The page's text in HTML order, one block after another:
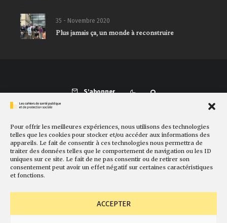
Pour offrir les meilleures expériences, nous utilisons des technologies
telles que les cookies pour stocker et/ou accéder aux informations des
appareils. Le fait de consentir à ces technologies nous permettra de
traiter des données telles que le comportement de navigation ou les ID
uniques sur ce site. Le fait de ne pas consentir ou de retirer son
consentement peut avoir un effet négatif sur certaines caractéristiques
et fonctions.
ACCEPTER
35 - Novembre 2020
Plus jamais ça, un monde à reconstruire
S'abonner
Présentation Comité de rédaction Sites amis Contact
Newsletter Politique de cookies Faire un don